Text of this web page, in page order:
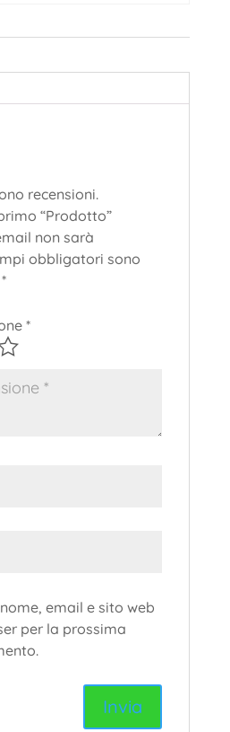
recensioni.
“Prodotto”
non sarà
obbligatori sono
*
*
email e sito web
per la prossima